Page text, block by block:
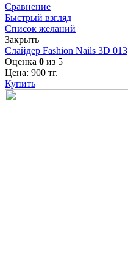
Сравнение
Быстрый взгляд
Список желаний
Закрыть
Слайдер Fashion Nails 3D 013
Оценка 0 из 5
Цена: 900 тг.
Купить